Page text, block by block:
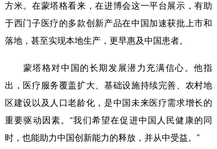
方米。在蒙塔格看来，在进博会这一平台展示，有助
于西门子医疗的多款创新产品在中国加速获批上市和
落地，甚至实现本地生产，更早惠及中国患者。
蒙塔格对中国的长期发展潜力充满信心。他指
出，医疗服务覆盖扩大、基础设施持续完善、农村地
区建设以及人口老龄化，是中国未来医疗需求增长的
重要驱动因素。“我们希望在促进中国人民健康的同
时，也能助力中国创新能力的释放，并从中受益。”